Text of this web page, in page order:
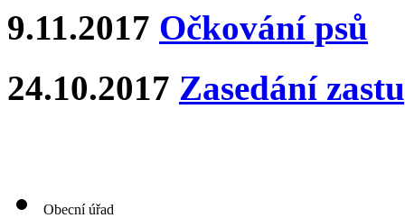
9.11.2017 Očkování psů
24.10.2017 Zasedání
Obecní úřad